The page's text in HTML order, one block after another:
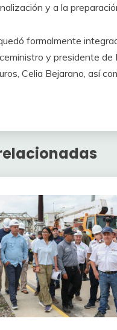
y a la
formalmente
y presidente
Celia Bejarano, así